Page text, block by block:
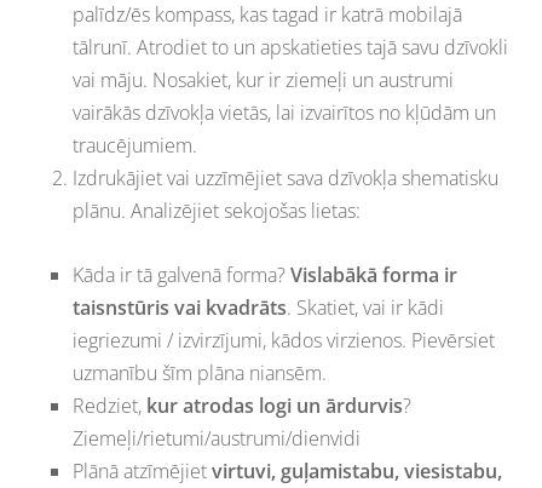
palīdz/ēs kompass, kas tagad ir katrā mobilajā
tālrunī. Atrodiet to un apskatieties tajā savu dzīvokli
vai māju. Nosakiet, kur ir ziemeļi un austrumi
vairākās dzīvokļa vietās, lai izvairītos no kļūdām un
traucējumiem.
Izdrukājiet vai uzzīmējiet sava dzīvokļa shematisku
plānu. Analizējiet sekojošas lietas:
Kāda ir tā galvenā forma? Vislabākā forma ir
taisnstūris vai kvadrāts. Skatiet, vai ir kādi
iegriezumi / izvirzījumi, kādos virzienos. Pievērsiet
uzmanību šīm plāna niansēm.
Redziet, kur atrodas logi un ārdurvis?
Ziemeļi/rietumi/austrumi/dienvidi
Plānā atzīmējietvirtuvi, guļamistabu, viesistabu,